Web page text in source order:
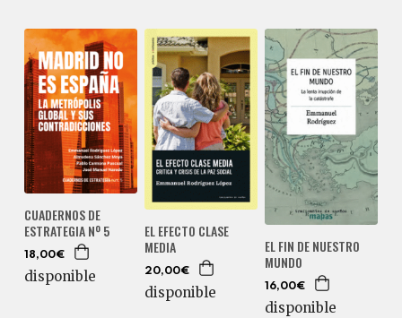
CUADERNOS DE
ESTRATEGIA Nº 5
18,00€
disponible
EL EFECTO CLASE
MEDIA
20,00€
disponible
EL FIN DE NUESTRO
MUNDO
16,00€
disponible